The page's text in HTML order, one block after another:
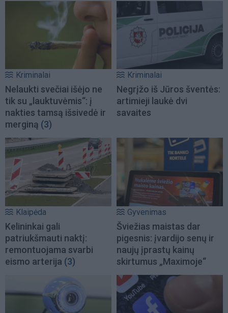
Kriminalai
Nelaukti svečiai išėjo ne
tik su „lauktuvėmis“: į
nakties tamsą išsivedė ir
merginą (3)
Kriminalai
Negrįžo iš Jūros šventės:
artimieji laukė dvi
savaites
Klaipėda
Kelininkai gali
patriukšmauti naktį:
remontuojama svarbi
eismo arterija (3)
Gyvenimas
Šviežias maistas dar
pigesnis: įvardijo senų ir
naujų įprastų kainų
skirtumus „Maximoje“